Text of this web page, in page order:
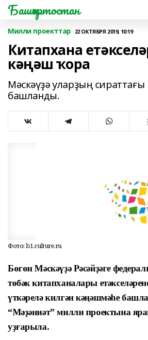
Башҡортостан
Милли проекттар 22 ОКТЯБРЯ 2019, 10:19
Китапхана
кәңәш ҡора
Мәскәүҙә уларҙың
башланды.
Фото: b1.culture.ru
Бөгөн Мәскәүҙә Рәсәйҙәге
төбәк китапханалары
үткәрелә килгән кәңәшмәһе
“Мәҙәниәт” милли проектына
уҙғарыла.